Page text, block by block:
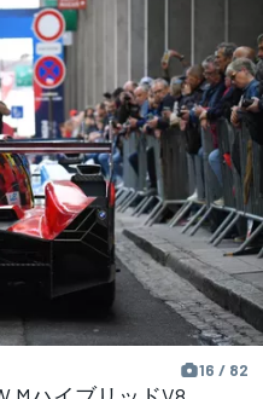
16 / 82